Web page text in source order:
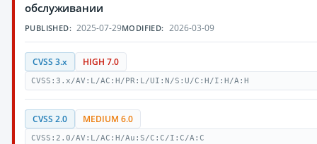
обслуживании
PUBLISHED: 2025-07-29MODIFIED: 2026-03-09
CVSS 3.x HIGH 7.0
CVSS:3.x/AV:L/AC:H/PR:L/UI:N/S:U/C:H/I:H/A:H
CVSS 2.0 MEDIUM 6.0
CVSS:2.0/AV:L/AC:H/Au:S/C:C/I:C/A:C